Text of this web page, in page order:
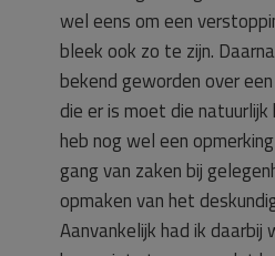
wel eens om een
bleek ook zo te zijn.
bekend geworden over
die er is moet die
heb nog wel een
gang van zaken bij
opmaken van het
Aanvankelijk had ik daarbij